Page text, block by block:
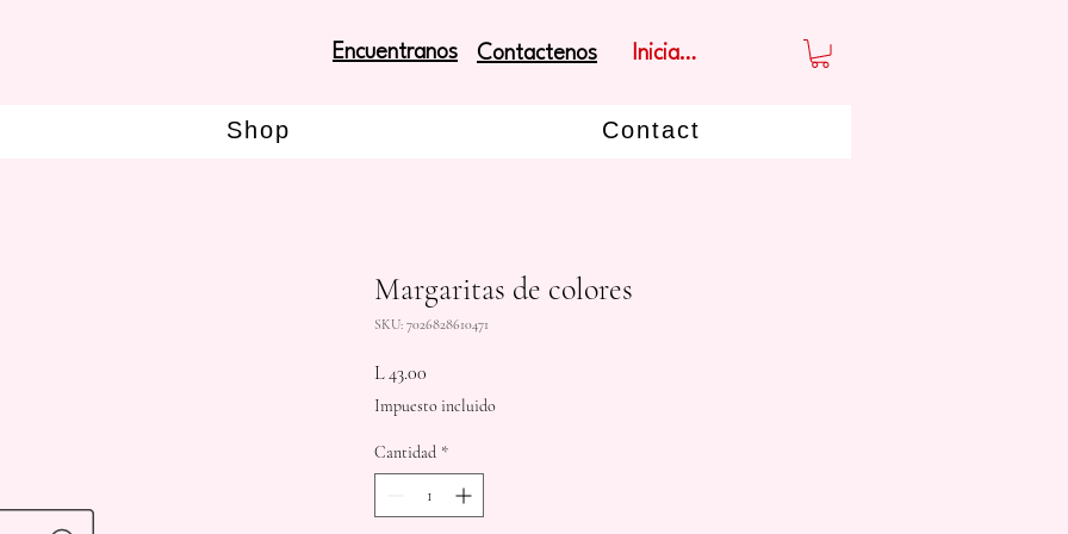
Encuentranos Contactenos Iniciar sesión
Shop Contact
Margaritas de colores
SKU: 7026828610471
L 43.00
Impuesto incluido
Cantidad *